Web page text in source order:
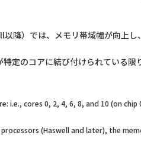
降）では、メモリ帯域幅が向上し
定のコアに結び付けられている
i.e., cores 0, 2, 4, 6, 8, and 10 (on chip
(Haswell and later), the